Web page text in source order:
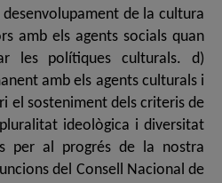
de la cultura
amb els agents socials quan
les polítiques culturals. d)
amb els agents culturals i
el sosteniment dels criteris de
ideològica i diversitat
per al progrés de la nostra
del Consell Nacional de